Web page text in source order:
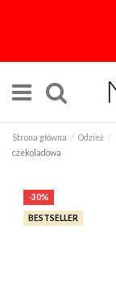
Strona główna Odzież
czekoladowa
-30%
BESTSELLER